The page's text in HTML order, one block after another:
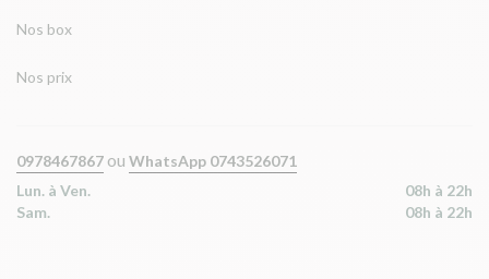
Nos box
Nos prix
0978467867 ou WhatsApp 0743526071
Lun. à Ven.
08h à 22h
Sam.
08h à 22h